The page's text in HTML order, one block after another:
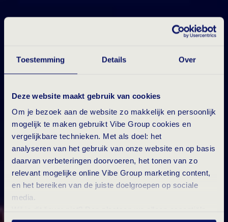
Toestemming Details Over
Deze website maakt gebruik van cookies
Om je bezoek aan de website zo makkelijk en persoonlijk
mogelijk te maken gebruikt Vibe Group cookies en
vergelijkbare technieken. Met als doel: het
analyseren van het gebruik van onze website en op basis
daarvan verbeteringen doorvoeren, het tonen van zo
relevant mogelijke online Vibe Group marketing content,
en het bereiken van de juiste doelgroepen op sociale
media.